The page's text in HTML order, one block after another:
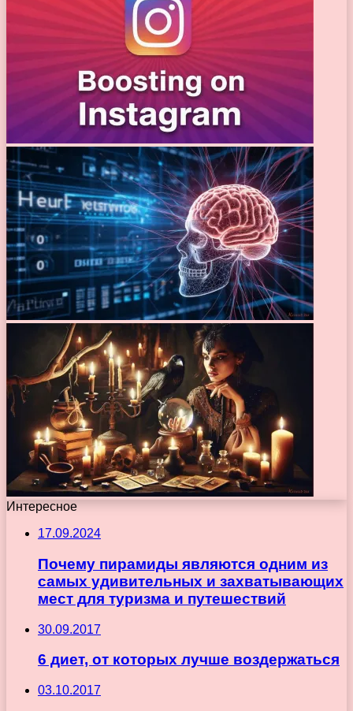
Интересное
17.09.2024
Почему пирамиды являются одним из
самых удивительных и захватывающих
мест для туризма и путешествий
30.09.2017
6 диет, от которых лучше воздержаться
03.10.2017